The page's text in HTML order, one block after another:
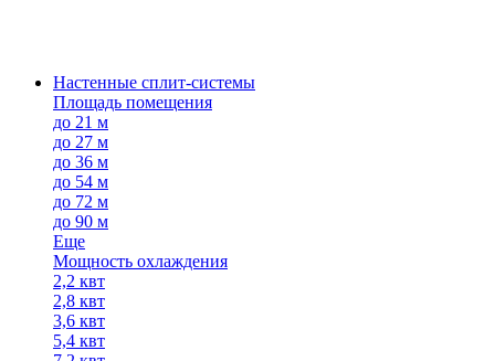
Настенные сплит-системы
Площадь помещения
до 21 м
до 27 м
до 36 м
до 54 м
до 72 м
до 90 м
Еще
Мощность охлаждения
2,2 квт
2,8 квт
3,6 квт
5,4 квт